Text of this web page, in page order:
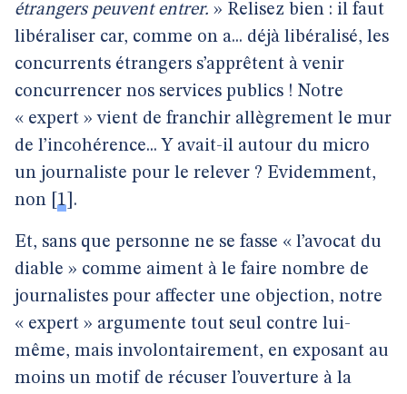
étrangers peuvent entrer. » Relisez bien : il faut
libéraliser car, comme on a... déjà libéralisé, les
concurrents étrangers s’apprêtent à venir
concurrencer nos services publics ! Notre
« expert » vient de franchir allègrement le mur
de l’incohérence... Y avait-il autour du micro
un journaliste pour le relever ? Evidemment,
non 1 .
Et, sans que personne ne se fasse « l’avocat du
diable » comme aiment à le faire nombre de
journalistes pour affecter une objection, notre
« expert » argumente tout seul contre lui-
même, mais involontairement, en exposant au
moins un motif de récuser l’ouverture à la